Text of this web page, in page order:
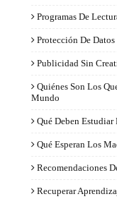
Programas De
Protección De Datos
Publicidad Sin
Quiénes Son Los
Mundo
Qué Deben
Qué Esperan Los
Recomendaciones
Recuperar